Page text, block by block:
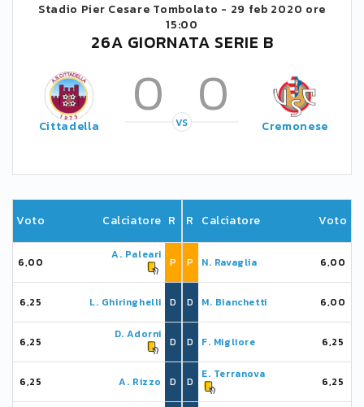
Stadio Pier Cesare Tombolato - 29 feb 2020 ore
15:00
26A GIORNATA SERIE B
Cittadella 0 0
VS Cremonese
Voto Calciatore R
6,00
A. Paleari
P
6,25 L. Ghiringhelli D
6,25
D. Adorni
D
6,25 A. Rizzo D
R Calciatore Voto
P N. Ravaglia 6,00
D M. Bianchetti 6,00
D F. Migliore 6,25
D
E. Terranova
6,25